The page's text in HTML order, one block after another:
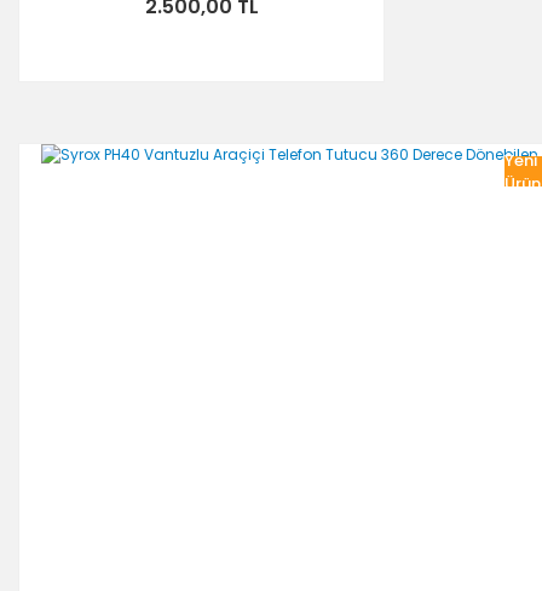
2.500,00 TL
Yeni
Ürün